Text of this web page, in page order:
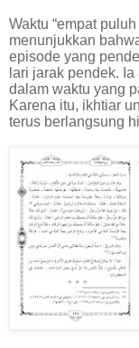
Waktu “empat
menunjukkan
episode yang
lari jarak pendek.
dalam waktu yang
Karena itu, ikhtiar
terus berlangsung